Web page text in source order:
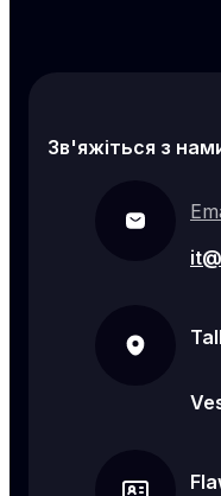
Зв'яжіться з